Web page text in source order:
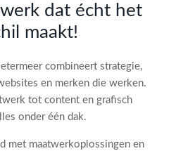
dat écht het
maakt!
combineert strategie,
en merken die werken.
tot content en grafisch
onder één dak.
met maatwerkoplossingen en